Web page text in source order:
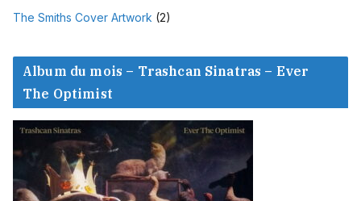
The Smiths Cover Artwork (2)
Album du mois – Trashcan Sinatras – Ever
The Optimist